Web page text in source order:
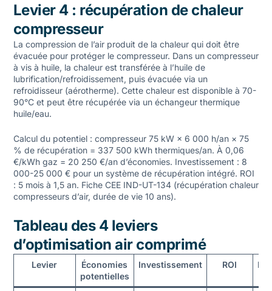
Levier 4 : récupération de chaleur
compresseur
La compression de l’air produit de la chaleur qui doit être
évacuée pour protéger le compresseur. Dans un compresseur
à vis à huile, la chaleur est transférée à l’huile de
lubrification/refroidissement, puis évacuée via un
refroidisseur (aérotherme). Cette chaleur est disponible à 70-
90°C et peut être récupérée via un échangeur thermique
huile/eau.
Calcul du potentiel : compresseur 75 kW × 6 000 h/an × 75
% de récupération = 337 500 kWh thermiques/an. À 0,06
€/kWh gaz = 20 250 €/an d’économies. Investissement : 8
000-25 000 € pour un système de récupération intégré. ROI
: 5 mois à 1,5 an. Fiche CEE IND-UT-134 (récupération chaleur
compresseurs d’air, durée de vie 10 ans).
Tableau des 4 leviers
d’optimisation air comprimé
Levier
Économies
potentielles
Investissement ROI